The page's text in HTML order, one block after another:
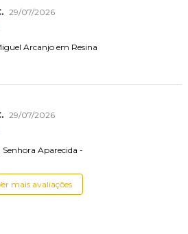
29/07/2026
Arcanjo em Resina
29/07/2026
Aparecida -
mais avaliações